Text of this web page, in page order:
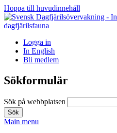
Hoppa till huvudinnehåll
Logga in
In English
Bli medlem
Sökformulär
Sök på webbplatsen
Main menu